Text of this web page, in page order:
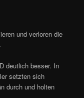
und verloren die
deutlich besser. In
setzten sich
durch und holten